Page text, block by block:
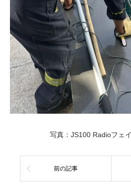
写真：JS100 Radioフェ
前の記事